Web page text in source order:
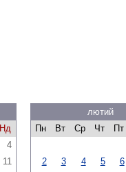
Нд
4
11
лютий
Пн
Вт Ср Чт Пт
2
3 4 5 6